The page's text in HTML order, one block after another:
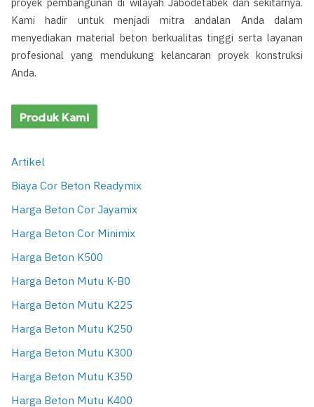
proyek pembangunan di wilayah Jabodetabek dan sekitarnya.
Kami hadir untuk menjadi mitra andalan Anda dalam
menyediakan material beton berkualitas tinggi serta layanan
profesional yang mendukung kelancaran proyek konstruksi
Anda.
Produk Kami
Artikel
Biaya Cor Beton Readymix
Harga Beton Cor Jayamix
Harga Beton Cor Minimix
Harga Beton K500
Harga Beton Mutu K-B0
Harga Beton Mutu K225
Harga Beton Mutu K250
Harga Beton Mutu K300
Harga Beton Mutu K350
Harga Beton Mutu K400